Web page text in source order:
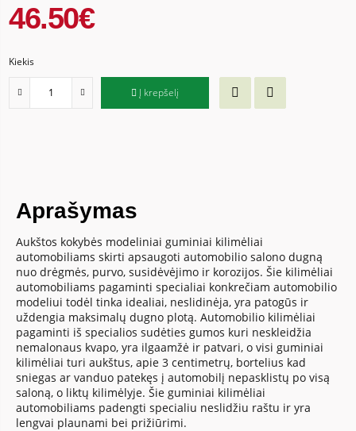
46.50€
Kiekis
Į krepšelį
Aprašymas
Aukštos kokybės modeliniai guminiai kilimėliai
automobiliams skirti apsaugoti automobilio salono dugną
nuo drėgmės, purvo, susidėvėjimo ir korozijos. Šie kilimėliai
automobiliams pagaminti specialiai konkrečiam automobilio
modeliui todėl tinka idealiai, neslidinėja, yra patogūs ir
uždengia maksimalų dugno plotą. Automobilio kilimėliai
pagaminti iš specialios sudėties gumos kuri neskleidžia
nemalonaus kvapo, yra ilgaamžė ir patvari, o visi guminiai
kilimėliai turi aukštus, apie 3 centimetrų, bortelius kad
sniegas ar vanduo patekęs į automobilį nepasklistų po visą
saloną, o liktų kilimėlyje. Šie guminiai kilimėliai
automobiliams padengti specialiu neslidžiu raštu ir yra
lengvai plaunami bei prižiūrimi.